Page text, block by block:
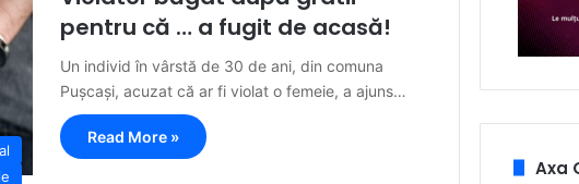
pentru că … a fugit de acasă!
Un individ în vârstă de 30 de ani, din comuna
Pușcași, acuzat că ar fi violat o femeie, a ajuns…
Read More »
Axa